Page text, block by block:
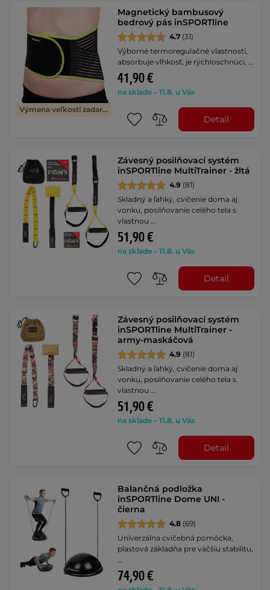
Výmena veľkosti zadarmo
Magnetický bambusový
bedrový pás inSPORTline
4.7 (31)
Výborné termoregulačné vlastnosti,
absorbuje vlhkosť, je rýchloschnúci, …
41,90 €
na sklade – 11.8. u Vás
Detail
Závesný posilňovací systém
inSPORTline MultiTrainer - žltá
4.9 (81)
Skladný a ľahký, cvičenie doma aj
vonku, posilňovanie celého tela s
vlastnou …
51,90 €
na sklade – 11.8. u Vás
Detail
Závesný posilňovací systém
inSPORTline MultiTrainer -
army-maskáčová
4.9 (81)
Skladný a ľahký, cvičenie doma aj
vonku, posilňovanie celého tela s
vlastnou …
51,90 €
na sklade – 11.8. u Vás
Detail
Balančná podložka
inSPORTline Dome UNI -
čierna
4.8 (69)
Univerzálna cvičebná pomôcka,
plastová základňa pre väčšiu stabilitu,
…
74,90 €